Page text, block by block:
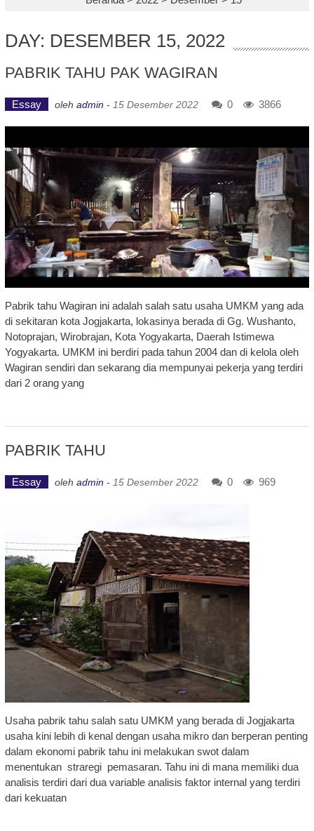
DAY: DESEMBER 15, 2022
PABRIK TAHU PAK WAGIRAN
Essay oleh admin - 15 Desember 2022 0 3866
Pabrik tahu Wagiran ini adalah salah satu usaha UMKM yang ada
di sekitaran kota Jogjakarta, lokasinya berada di Gg. Wushanto,
Notoprajan, Wirobrajan, Kota Yogyakarta, Daerah Istimewa
Yogyakarta. UMKM ini berdiri pada tahun 2004 dan di kelola oleh
Wagiran sendiri dan sekarang dia mempunyai pekerja yang terdiri
dari 2 orang yang
PABRIK TAHU
Essay oleh admin - 15 Desember 2022 0 969
Usaha pabrik tahu salah satu UMKM yang berada di Jogjakarta
usaha kini lebih di kenal dengan usaha mikro dan berperan penting
dalam ekonomi pabrik tahu ini melakukan swot dalam
menentukan straregi pemasaran. Tahu ini di mana memiliki dua
analisis terdiri dari dua variable analisis faktor internal yang terdiri
dari kekuatan